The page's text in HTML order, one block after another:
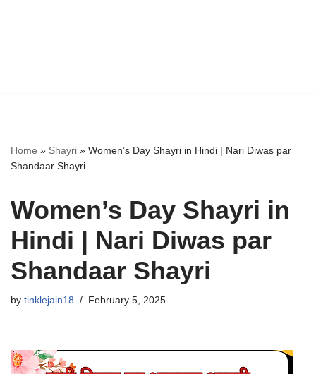
Home » Shayri » Women’s Day Shayri in Hindi | Nari Diwas par
Shandaar Shayri
Women’s Day Shayri in
Hindi | Nari Diwas par
Shandaar Shayri
by tinklejain18 February 5, 2025